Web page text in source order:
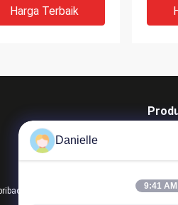
Aluminum
Harga Terbaik
Semua
Danielle
9:41 AM